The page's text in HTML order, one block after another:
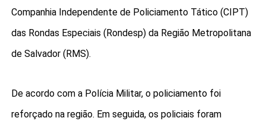
Companhia Independente de Policiamento Tático (CIPT)
das Rondas Especiais (Rondesp) da Região Metropolitana
de Salvador (RMS).
De acordo com a Polícia Militar, o policiamento foi
reforçado na região. Em seguida, os policiais foram